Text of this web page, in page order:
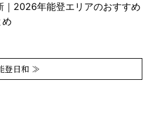
｜2026年能登エリアのおすすめ
登日和 ≫